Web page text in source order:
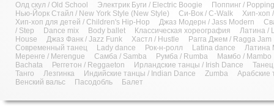
Олд скул / Old School Электрик Буги / Electric Boogie
Поппинг / Popping
Нью-Йорк Стайл / New York Style (New Style)
Си-Вок / C-Walk
Хип-хоп
Хип-хоп для детей / Children's Hip-Hop
Джаз Модерн / Jass Modern
/ Step
Dance mix Body ballet Классическая хореография
Латина /
House
Джаз Фанк / Jazz Funk Хастл / Hustle
Рагга Джем / Ragga Jam
Современный танец
Lady dance Рок-н-ролл Latina dance
Латина
Меренге / Merengue
Самба / Samba Румба / Rumba
Мамбо / Mambo
Bachata
Реггетон / Reggaeton Ирландские танцы / Irish Dance
Танго
Лезгинка Индийские танцы / Indian Dance Zumba
Арабские
Венский вальс
Пасодобль Балет